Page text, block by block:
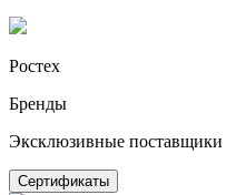
Ростех
Бренды
Эксклюзивные поставщики
Сертификаты